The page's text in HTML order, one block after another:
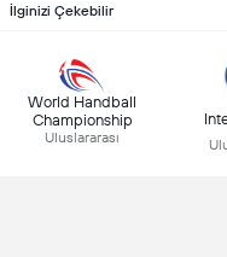
İlginizi Çekebilir
World Handball
Championship
Uluslararası